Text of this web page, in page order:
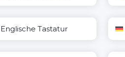
Englische Tastatur